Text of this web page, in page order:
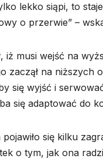
lekko siąpi, to
o przerwie” –
iż musi wejść na
zaczął na niższych
się wyjść i
się adaptować do
się kilku
o tym, jak ona